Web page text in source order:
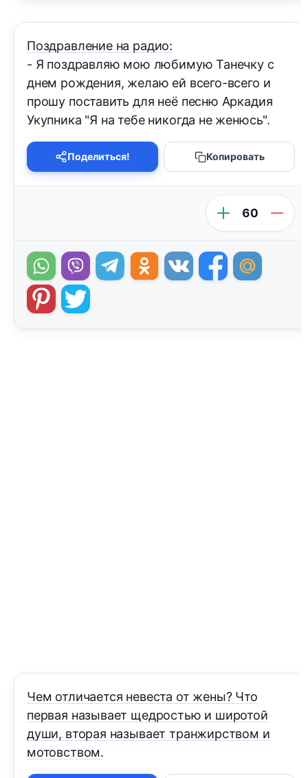
Поздравление на радио:
- Я поздравляю мою любимую Танечку с
днем рождения, желаю ей всего-всего и
прошу поставить для неё песню Аркадия
Укупника "Я на тебе никогда не женюсь".
Поделиться! Копировать
60
Чем отличается невеста от жены? Что
первая называет щедростью и широтой
души, вторая называет транжирством и
мотовством.